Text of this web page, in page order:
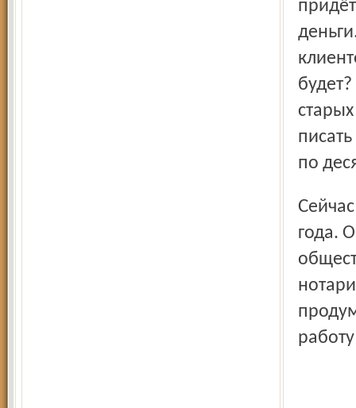
по
Сейчас нотариусы работают по законодательству от 1993
года.